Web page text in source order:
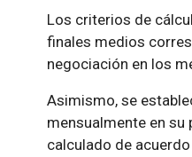
Los criterios de
finales medios
negociación en los
Asimismo, se
mensualmente en su
calculado de